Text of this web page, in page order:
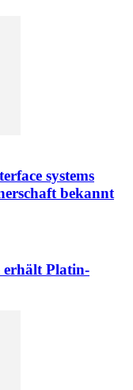
systems
bekannt
erhält Platin-